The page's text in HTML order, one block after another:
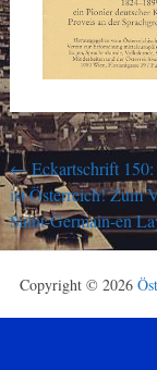
Post
navigation
←Eckartschrift 150:
ist Österreich! Zum
Saint-Germain-en
Copyright © 2026